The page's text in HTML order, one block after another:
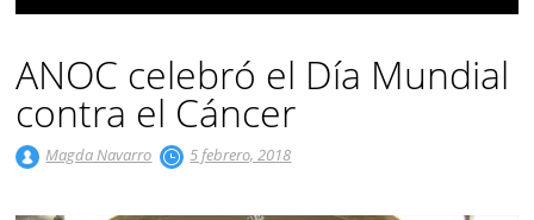
ANOC celebró el Día Mundial
contra el Cáncer
Magda Navarro 5 febrero, 2018